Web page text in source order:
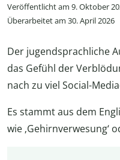
Veröffentlicht am 9. Oktober
Überarbeitet am 30. April 2026
Der jugendsprachliche
das Gefühl der
nach zu viel Social-
Es stammt aus dem
wie ‚Gehirnverwesung‘